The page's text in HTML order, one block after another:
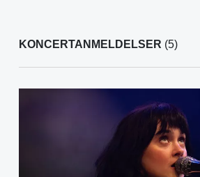
KONCERTANMELDELSER (5)